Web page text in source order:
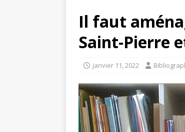
Il faut
Saint-Pierre
janvier 11, 2022